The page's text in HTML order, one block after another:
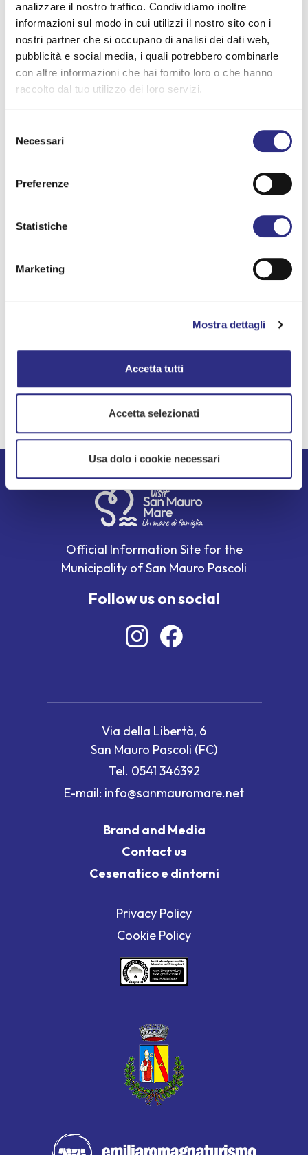
analizzare il nostro traffico. Condividiamo inoltre
informazioni sul modo in cui utilizzi il nostro sito con i
nostri partner che si occupano di analisi dei dati web,
pubblicità e social media, i quali potrebbero combinarle
con altre informazioni che hai fornito loro o che hanno
raccolto dal tuo utilizzo dei loro servizi.
delNecessari
Preferenze
Statistiche
Marketing
Mostra dettagli
Accetta tutti
Accetta selezionati
Usa dolo i cookie necessari
Information
Via Due Martiri, 2 47030 San Mauro Pascoli (FC)
Accessible
Email
Maggiori informazioni
Official Information Site for the
Municipality of San Mauro Pascoli
Follow us on social
Via della Libertà, 6
San Mauro Pascoli (FC)
Tel. 0541 346392
E-mail: info@sanmauromare.net
Brand and Media
Contact us
Cesenatico e dintorni
Privacy Policy
Cookie Policy